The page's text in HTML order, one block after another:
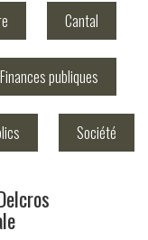
Cantal
Finances publiques
Société